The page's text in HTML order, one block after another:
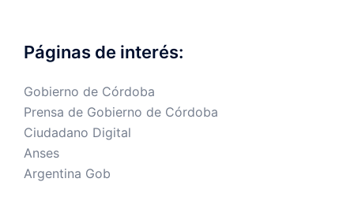
Páginas de interés:
Gobierno de Córdoba
Prensa de Gobierno de Córdoba
Ciudadano Digital
Anses
Argentina Gob